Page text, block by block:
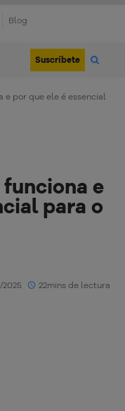
Blog
Suscríbete
e por que ele é essencial
e
para o
22mins de lectura